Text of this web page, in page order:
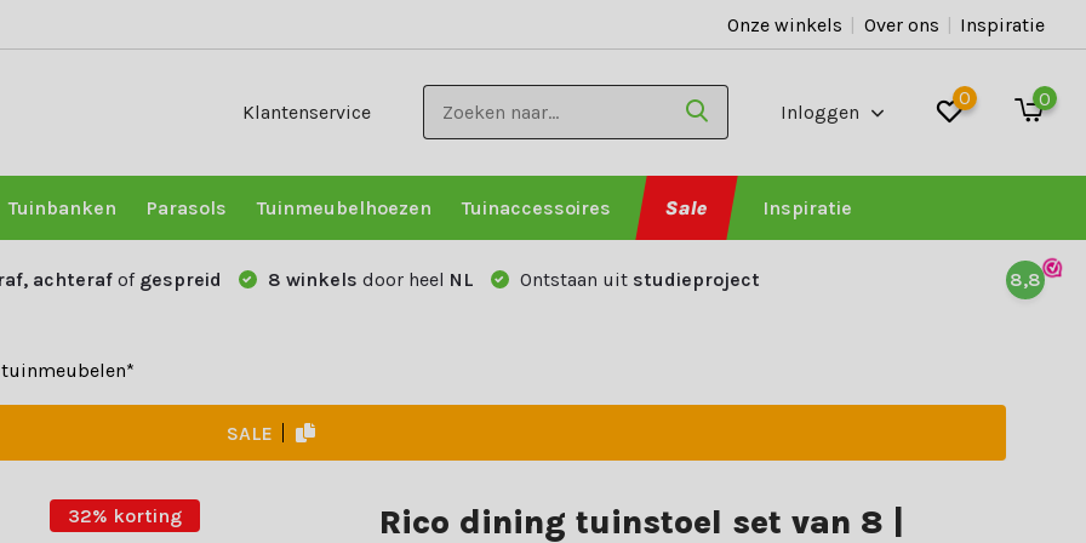
Onze winkels | Over ons | Inspiratie
Klantenservice Inloggen
0 0
Tuinbanken Parasols Tuinmeubelhoezen Tuinaccessoires Sale Inspiratie
achteraf of gespreid 8 winkels door heel NL Ontstaan uit studieproject 8,8
SALE
32% korting
Rico dining tuinstoel set van 8 |